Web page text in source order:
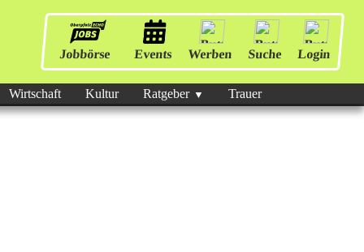
Jobbörse Events Werben Suche Login
Wirtschaft Kultur Ratgeber Trauer